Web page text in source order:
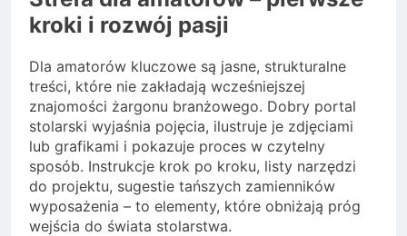
kroki i rozwój pasji
Dla amatorów kluczowe są jasne, strukturalne
treści, które nie zakładają wcześniejszej
znajomości żargonu branżowego. Dobry portal
stolarski wyjaśnia pojęcia, ilustruje je zdjęciami
lub grafikami i pokazuje proces w czytelny
sposób. Instrukcje krok po kroku, listy narzędzi
do projektu, sugestie tańszych zamienników
wyposażenia – to elementy, które obniżają próg
wejścia do świata stolarstwa.